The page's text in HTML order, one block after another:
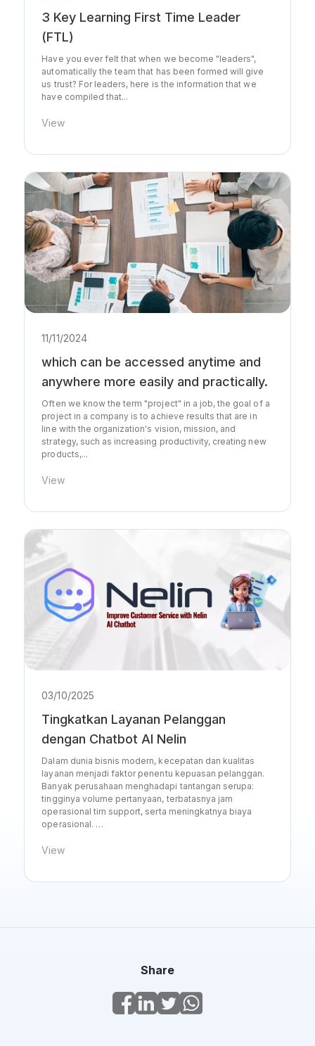
3 Key Learning First Time Leader
(FTL)
Have you ever felt that when we become "leaders",
automatically the team that has been formed will give
us trust? For leaders, here is the information that we
have compiled that...
View
11/11/2024
which can be accessed anytime and
anywhere more easily and practically.
Often we know the term "project" in a job, the goal of a
project in a company is to achieve results that are in
line with the organization's vision, mission, and
strategy, such as increasing productivity, creating new
products,...
View
03/10/2025
Tingkatkan Layanan Pelanggan
dengan Chatbot AI Nelin
Dalam dunia bisnis modern, kecepatan dan kualitas
layanan menjadi faktor penentu kepuasan pelanggan.
Banyak perusahaan menghadapi tantangan serupa:
tingginya volume pertanyaan, terbatasnya jam
operasional tim support, serta meningkatnya biaya
operasional. …
View
Share